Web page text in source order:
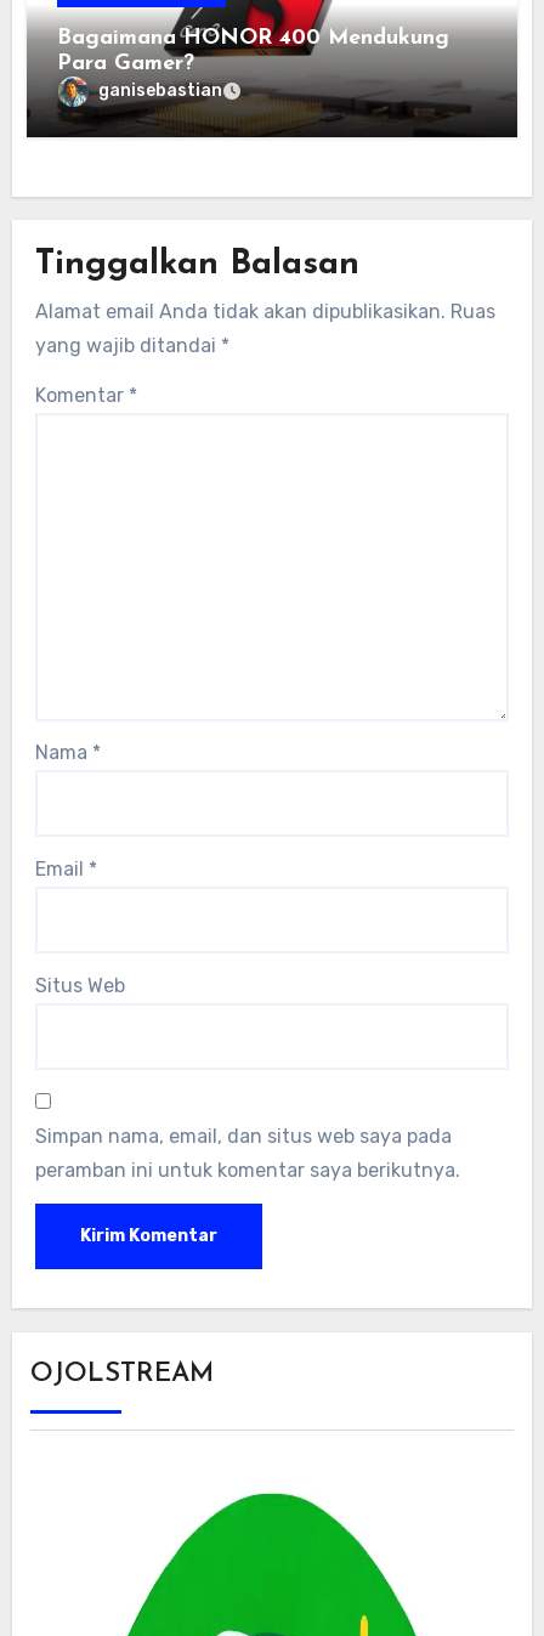
Bagaimana HONOR 400 Mendukung
Para Gamer?
ganisebastian
Tinggalkan Balasan
Alamat email Anda tidak akan dipublikasikan. Ruas
yang wajib ditandai *
Komentar *
Nama *
Email *
Situs Web
Simpan nama, email, dan situs web saya pada
peramban ini untuk komentar saya berikutnya.
OJOLSTREAM